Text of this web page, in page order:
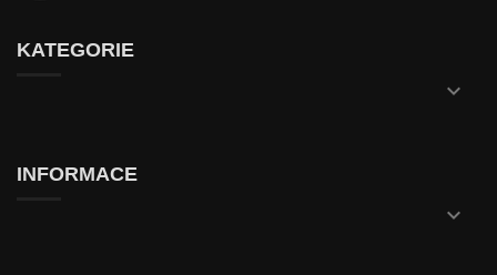
KATEGORIE

INFORMACE
